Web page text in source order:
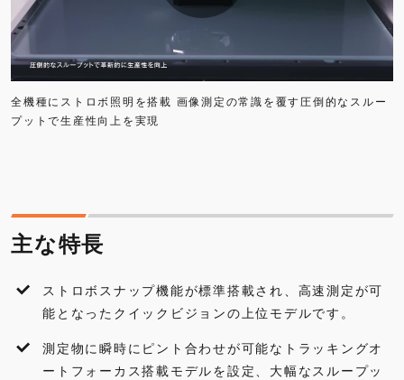
よくあるご質問
全機種にストロボ照明を搭載 画像測定の常識を覆す圧倒的なスルー
プットで生産性向上を実現
主な特長
ストロボスナップ機能が標準搭載され、高速測定が可
能となったクイックビジョンの上位モデルです。
測定物に瞬時にピント合わせが可能なトラッキングオ
ートフォーカス搭載モデルを設定、大幅なスループッ